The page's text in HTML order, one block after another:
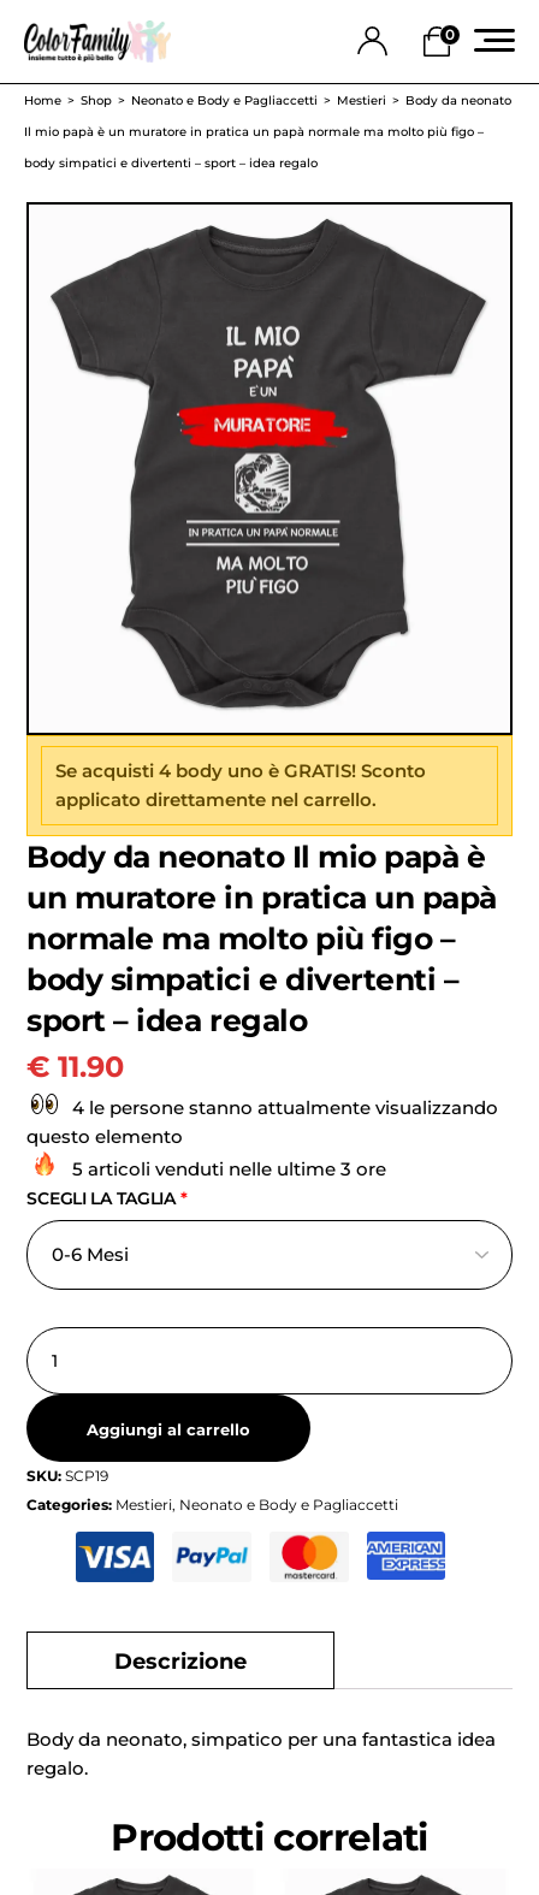
0
Home Shop Neonato e Body e Pagliaccetti Mestieri
Body da neonato
Il mio papà è un muratore in pratica un papà normale ma molto più figo –
body simpatici e divertenti – sport – idea regalo
Se acquisti 4 body uno è GRATIS! Sconto
applicato direttamente nel carrello.
Body da neonato Il mio papà è
un muratore in pratica un papà
normale ma molto più figo –
body simpatici e divertenti –
sport – idea regalo
€ 11.90
4 le persone stanno attualmente visualizzando
questo elemento
5 articoli venduti nelle ultime 3 ore
SCEGLI LA TAGLIA*
Aggiungi al carrello
SKU:SCP19
Categories: Mestieri, Neonato e Body e Pagliaccetti
Descrizione
Body da neonato, simpatico per una fantastica idea
regalo.
Prodotti correlati